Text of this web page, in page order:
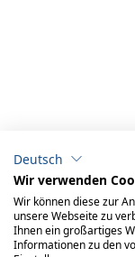
Deutsch
Wir verwenden
Wir können diese zur
unsere Webseite zu
Ihnen ein großartiges
Informationen zu den